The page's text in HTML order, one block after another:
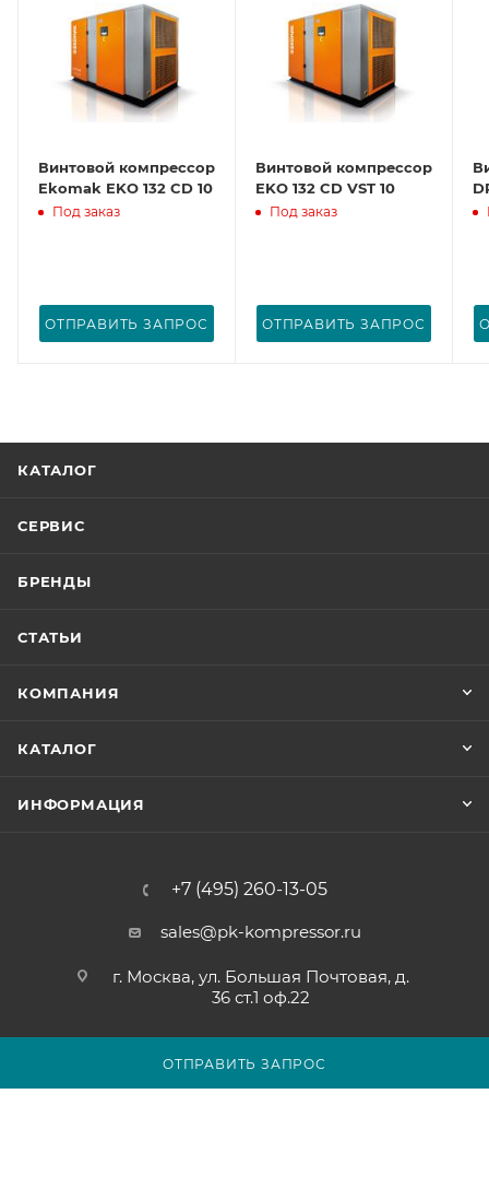
ОТПРАВИТЬ ЗАПРОС
Винтовой компрессор
Ekomak EKO 132 CD 10
Под заказ
ОТПРАВИТЬ ЗАПРОС
Винтовой компрессор
EKO 132 CD VST 10
Под заказ
ОТПРАВИТЬ ЗАПРОС
КАТАЛОГ
СЕРВИС
БРЕНДЫ
СТАТЬИ
КОМПАНИЯ
КАТАЛОГ
ИНФОРМАЦИЯ
+7 (495) 260-13-05
sales@pk-kompressor.ru
г. Москва, ул. Большая Почтовая, д.
36 ст.1 оф.22